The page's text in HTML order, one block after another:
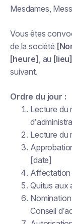
Mesdames,
Vous êtes
de la société
[heure] , au [lieu]
suivant.
Ordre du jour :
Lecture du
Lecture du
[date]
Affectation
Quitus aux
Conseil